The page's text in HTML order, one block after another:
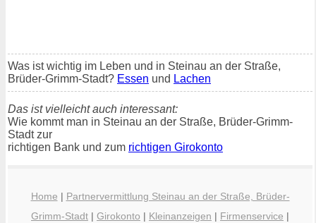
Was ist wichtig im Leben und in Steinau an der Straße,
Brüder-Grimm-Stadt? Essen und Lachen
Das ist vielleicht auch interessant:
Wie kommt man in Steinau an der Straße, Brüder-Grimm-
Stadt zur
richtigen Bank und zum richtigen Girokonto
Home | Partnervermittlung Steinau an der Straße, Brüder-
Grimm-Stadt | Girokonto | Kleinanzeigen | Firmenservice |